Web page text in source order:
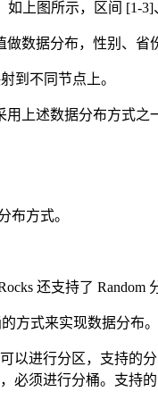
上图所示，区间 [1-3]
数据分布，性别、
到不同节点上。
上述数据分布方式之
布方式。
还支持了 Random
方式来实现数据分布。
以进行分区，支持的
必须进行分桶。支持